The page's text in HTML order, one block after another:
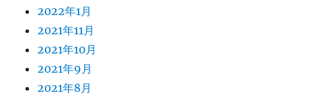
2022年1月
2021年11月
2021年10月
2021年9月
2021年8月